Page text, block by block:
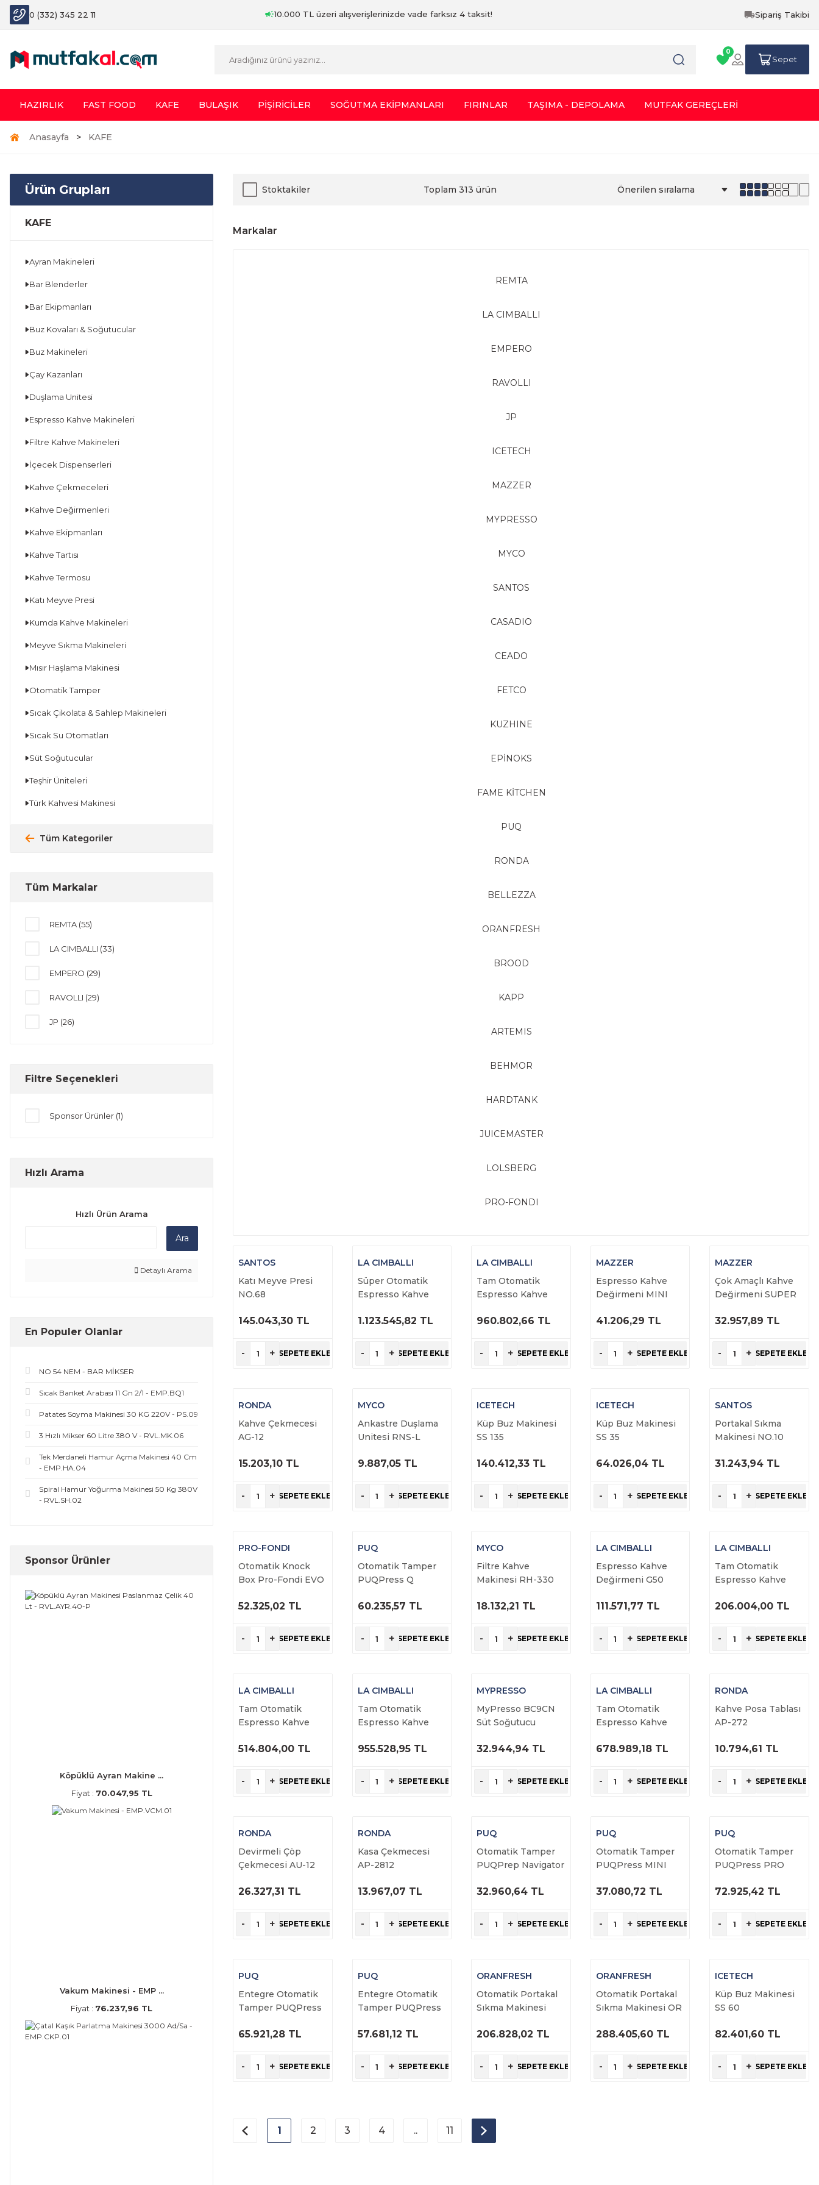
0 (332) 345 22 11 10.000 TL üzeri alışverişlerinizde vade farksız 4 taksit! Sipariş Takibi
0
Sepet
HAZIRLIK FAST FOOD KAFE BULAŞIK PİŞİRİCİLER SOĞUTMA EKİPMANLARI FIRINLAR TAŞIMA - DEPOLAMA MUTFAK GEREÇLERİ
Anasayfa KAFE
Ürün Grupları
KAFE
Ayran Makineleri
Bar Blenderler
Bar Ekipmanları
Buz Kovaları & Soğutucular
Buz Makineleri
Çay Kazanları
Duşlama Unitesi
Espresso Kahve Makineleri
Filtre Kahve Makineleri
İçecek Dispenserleri
Kahve Çekmeceleri
Kahve Değirmenleri
Kahve Ekipmanları
Kahve Tartısı
Kahve Termosu
Katı Meyve Presi
Kumda Kahve Makineleri
Meyve Sıkma Makineleri
Mısır Haşlama Makinesi
Otomatik Tamper
Sıcak Çikolata & Sahlep Makineleri
Sıcak Su Otomatları
Süt Soğutucular
Teşhir Üniteleri
Türk Kahvesi Makinesi
Tüm Kategoriler
Tüm Markalar
REMTA (55)
LA CIMBALLI (33)
EMPERO (29)
RAVOLLI (29)
JP (26)
MYCO (11)
CASADIO (9)
FETCO (9)
RONDA (4)
BROOD (2)
KAPP (2)
ARTEMIS (1)
BEHMOR (1)
LOLSBERG (1)
Filtre Seçenekleri
Sponsor Ürünler (1)
Hızlı Arama
Hızlı Ürün Arama
Ara
Detaylı Arama
En Populer Olanlar
NO 54 NEM - BAR MİKSER
Sıcak Banket Arabası 11 Gn 2/1 - EMP.BQ1
Patates Soyma Makinesi 30 KG 220V - PS.09
3 Hızlı Mikser 60 Litre 380 V - RVL.MK.06
Tek Merdaneli Hamur Açma Makinesi 40 Cm
- EMP.HA.04
Spiral Hamur Yoğurma Makinesi 50 Kg 380V
- RVL.SH.02
Sponsor Ürünler
Köpüklü Ayran Makine ...
Fiyat : 70.047,95 TL
Vakum Makinesi - EMP ...
Fiyat : 76.237,96 TL
Stoktakiler Toplam 313 ürün
Markalar
REMTA
LA CIMBALLI
EMPERO
RAVOLLI
JP
ICETECH
MAZZER
MYPRESSO
MYCO
SANTOS
CASADIO
CEADO
FETCO
KUZHINE
EPİNOKS
FAME KİTCHEN
PUQ
RONDA
BELLEZZA
ORANFRESH
BROOD
KAPP
ARTEMIS
BEHMOR
HARDTANK
JUICEMASTER
LOLSBERG
PRO-FONDI
SANTOS
Katı Meyve Presi
NO.68
145.043,30 TL
- + SEPETE EKLE
LA CIMBALLI
Süper Otomatik
Espresso Kahve
Sistemsiz Model
1.123.545,82 TL
- + SEPETE EKLE
LA CIMBALLI
Tam Otomatik
Espresso Kahve
PROFILE DT/3
960.802,66 TL
- + SEPETE EKLE
MAZZER
Espresso Kahve
Değirmeni MINI
41.206,29 TL
- + SEPETE EKLE
MAZZER
Çok Amaçlı Kahve
Değirmeni SUPER
GROCERY
32.957,89 TL
- + SEPETE EKLE
RONDA
Kahve Çekmecesi
AG-12
15.203,10 TL
- + SEPETE EKLE
MYCO
Ankastre Duşlama
Unitesi RNS-L
9.887,05 TL
- + SEPETE EKLE
ICETECH
Küp Buz Makinesi
SS 135
140.412,33 TL
- + SEPETE EKLE
ICETECH
Küp Buz Makinesi
SS 35
64.026,04 TL
- + SEPETE EKLE
SANTOS
Portakal Sıkma
Makinesi NO.10
31.243,94 TL
- + SEPETE EKLE
PRO-FONDI
Otomatik Knock
Box Pro-Fondi EVO
52.325,02 TL
- + SEPETE EKLE
PUQ
Otomatik Tamper
PUQPress Q
60.235,57 TL
- + SEPETE EKLE
MYCO
Filtre Kahve
Makinesi RH-330
18.132,21 TL
- + SEPETE EKLE
LA CIMBALLI
Espresso Kahve
Değirmeni G50
111.571,77 TL
- + SEPETE EKLE
LA CIMBALLI
Tam Otomatik
Espresso Kahve
DT/2 Tall Cup
206.004,00 TL
- + SEPETE EKLE
LA CIMBALLI
Tam Otomatik
Espresso Kahve
DT/3
514.804,00 TL
- + SEPETE EKLE
LA CIMBALLI
Tam Otomatik
Espresso Kahve
DT/4 BUTTON
955.528,95 TL
- + SEPETE EKLE
MYPRESSO
MyPresso BC9CN
Süt Soğutucu
32.944,94 TL
- + SEPETE EKLE
LA CIMBALLI
Tam Otomatik
Espresso Kahve
DT/2 BUTTON
678.989,18 TL
- + SEPETE EKLE
RONDA
Kahve Posa Tablası
AP-272
10.794,61 TL
- + SEPETE EKLE
RONDA
Devirmeli Çöp
Çekmecesi AU-12
26.327,31 TL
- + SEPETE EKLE
RONDA
Kasa Çekmecesi
AP-2812
13.967,07 TL
- + SEPETE EKLE
PUQ
Otomatik Tamper
PUQPrep Navigator
32.960,64 TL
- + SEPETE EKLE
PUQ
Otomatik Tamper
PUQPress MINI
37.080,72 TL
- + SEPETE EKLE
PUQ
Otomatik Tamper
PUQPress PRO
72.925,42 TL
- + SEPETE EKLE
PUQ
Entegre Otomatik
Tamper PUQPress
65.921,28 TL
- + SEPETE EKLE
PUQ
Entegre Otomatik
Tamper PUQPress
57.681,12 TL
- + SEPETE EKLE
ORANFRESH
Otomatik Portakal
Sıkma Makinesi
206.828,02 TL
- + SEPETE EKLE
ORANFRESH
Otomatik Portakal
Sıkma Makinesi OR
288.405,60 TL
- + SEPETE EKLE
ICETECH
Küp Buz Makinesi
SS 60
82.401,60 TL
- + SEPETE EKLE
1 2 3 4 .. 11